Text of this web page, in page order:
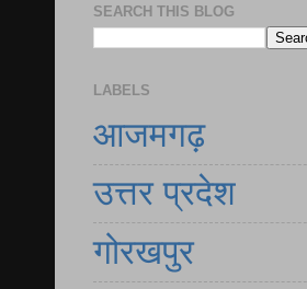
SEARCH THIS BLOG
LABELS
आजमगढ़
उत्तर प्रदेश
गोरखपुर